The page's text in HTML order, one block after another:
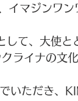
イマジンワン
して、大使と
ライナの文
いただき、